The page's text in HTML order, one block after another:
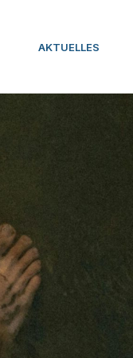
AKTUELLES